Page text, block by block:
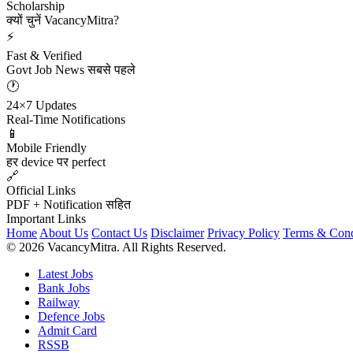
Scholarship
क्यों चुनें VacancyMitra?
⚡
Fast & Verified
Govt Job News सबसे पहले
🕐
24×7 Updates
Real-Time Notifications
📱
Mobile Friendly
हर device पर perfect
🔗
Official Links
PDF + Notification सहित
Important Links
Home About Us Contact Us Disclaimer Privacy Policy Terms &
© 2026 VacancyMitra. All Rights Reserved.
Latest Jobs
Bank Jobs
Railway
Defence Jobs
Admit Card
RSSB